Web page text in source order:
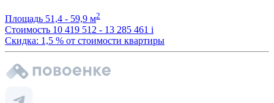
Площадь 51,4 - 59,9 м2
Стоимость 10 419 512 - 13 285 461 i
Скидка: 1,5 % от стоимости квартиры